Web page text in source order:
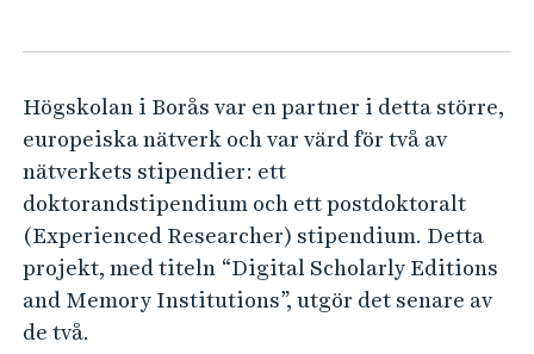
D
g
i
t
a
l
S
c
Högskolan i Borås var en partner i detta större,
europeiska nätverk och var värd för två av
nätverkets stipendier: ett
doktorandstipendium och ett postdoktoralt
(Experienced Researcher) stipendium. Detta
projekt, med titeln “Digital Scholarly Editions
and Memory Institutions”, utgör det senare av
de två.